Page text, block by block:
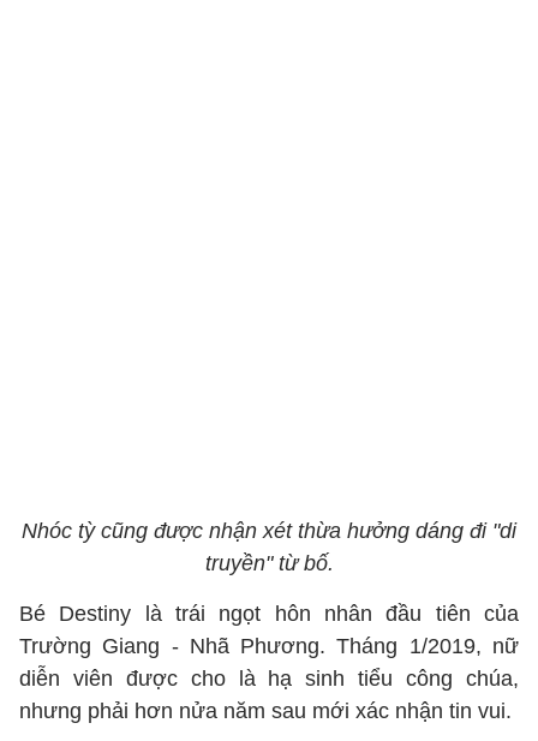
Nhóc tỳ cũng được nhận xét thừa hưởng dáng đi "di
truyền" từ bố.
Bé Destiny là trái ngọt hôn nhân đầu tiên của
Trường Giang - Nhã Phương. Tháng 1/2019, nữ
diễn viên được cho là hạ sinh tiểu công chúa,
nhưng phải hơn nửa năm sau mới xác nhận tin vui.